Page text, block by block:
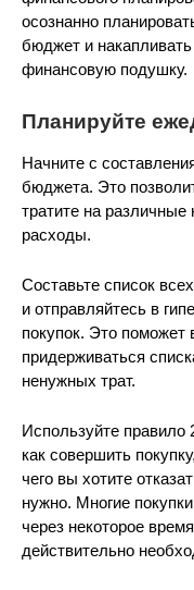
осознанно
бюджет и
финансовую подушку.
Планируйте
Начните с
бюджета. Это
тратите на
расходы.
Составьте список
и отправляйтесь в
покупок. Это поможет
придерживаться
ненужных трат.
Используйте правило
как совершить
чего вы хотите
нужно. Многие
через некоторое
действительно